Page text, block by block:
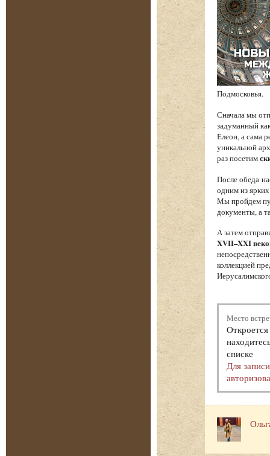
Подмосковья.
Сначала мы
задуманный
Елеон, а сама
уникальной
раз посетим
После обеда
одним из
Мы пройдем
документы, а
А затем
XVII–XXI
коллекцией
Место
списке
Для